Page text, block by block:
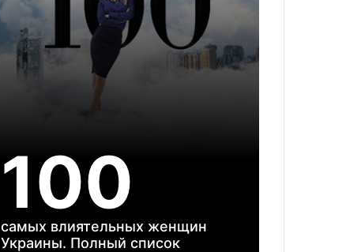
100
самых влиятельных женщин
Украины. Полный список